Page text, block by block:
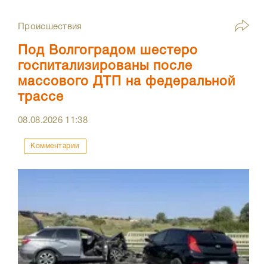
Происшествия
Под Волгоградом шестеро
госпитализированы после
массового ДТП на федеральной
трассе
08.08.2026 11:38
Комментарии